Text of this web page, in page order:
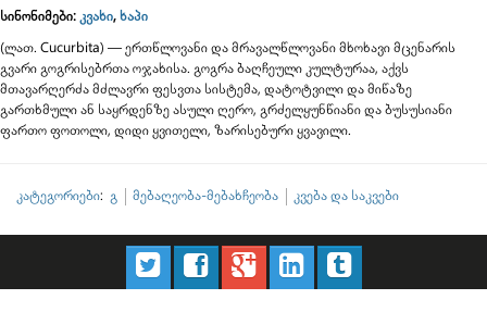
სინონიმები: კვახი, ხაპი
(ლათ. Cucurbita) — ერთწლოვანი და მრავალწლოვანი მხოხავი მცენარის
გვარი გოგრისებრთა ოჯახისა. გოგრა ბაღჩეული კულტურაა, აქვს
მთავარღერძა მძლავრი ფესვთა სისტემა, დატოტვილი და მიწაზე
გართხმული ან საყრდენზე ასული ღერო, გრძელყუნწიანი და ბუსუსიანი
ფართო ფოთოლი, დიდი ყვითელი, ზარისებური ყვავილი.
კატეგორიები: გ მებაღეობა-მებახჩეობა კვება და საკვები